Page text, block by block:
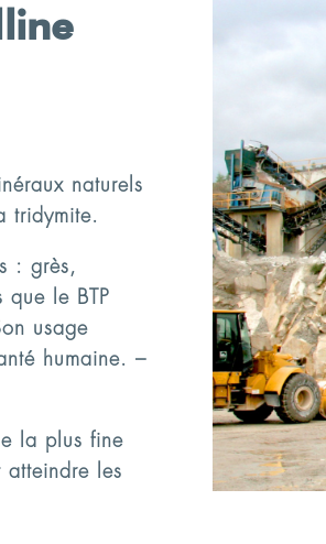
naturels
tridymite.
: grès,
que le BTP
usage
humaine. –
la plus fine
les